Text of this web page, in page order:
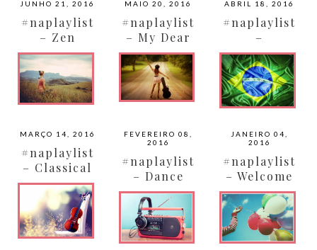
JUNHO 21, 2016
#naplaylist
– Zen
MAIO 20, 2016
#naplaylist
– My Dear
Library | 06
Anos
ABRIL 18, 2016
#naplaylist
–
Descobrime
nto do
Brasil 2016
MARÇO 14, 2016
#naplaylist
– Classical
Crossover
FEVEREIRO 08,
2016
#naplaylist
– Dance
90’s
JANEIRO 04,
2016
#naplaylist
– Welcome
2016!